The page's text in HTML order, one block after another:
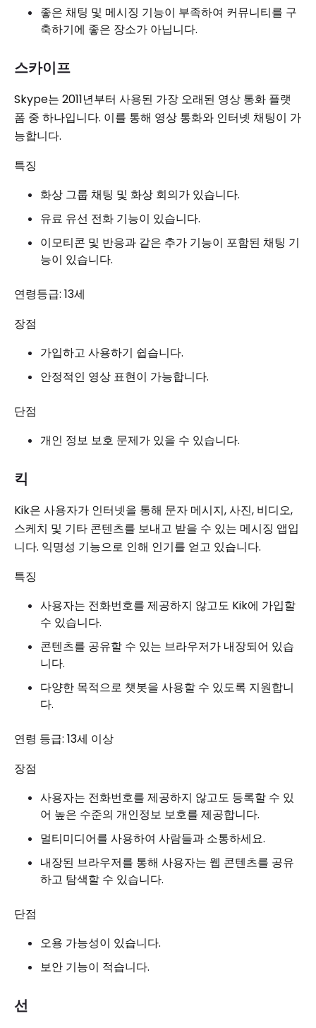
좋은 채팅 및 메시징 기능이 부족하여 커뮤니티를 구
축하기에 좋은 장소가 아닙니다.
스카이프
Skype는 2011년부터 사용된 가장 오래된 영상 통화 플랫
폼 중 하나입니다. 이를 통해 영상 통화와 인터넷 채팅이 가
능합니다.
특징
화상 그룹 채팅 및 화상 회의가 있습니다.
유료 유선 전화 기능이 있습니다.
이모티콘 및 반응과 같은 추가 기능이 포함된 채팅 기
능이 있습니다.
연령등급: 13세
장점
가입하고 사용하기 쉽습니다.
안정적인 영상 표현이 가능합니다.
단점
개인 정보 보호 문제가 있을 수 있습니다.
킥
Kik은 사용자가 인터넷을 통해 문자 메시지, 사진, 비디오,
스케치 및 기타 콘텐츠를 보내고 받을 수 있는 메시징 앱입
니다. 익명성 기능으로 인해 인기를 얻고 있습니다.
특징
사용자는 전화번호를 제공하지 않고도 Kik에 가입할
수 있습니다.
콘텐츠를 공유할 수 있는 브라우저가 내장되어 있습
니다.
다양한 목적으로 챗봇을 사용할 수 있도록 지원합니
다.
연령 등급: 13세 이상
장점
사용자는 전화번호를 제공하지 않고도 등록할 수 있
어 높은 수준의 개인정보 보호를 제공합니다.
멀티미디어를 사용하여 사람들과 소통하세요.
내장된 브라우저를 통해 사용자는 웹 콘텐츠를 공유
하고 탐색할 수 있습니다.
단점
오용 가능성이 있습니다.
보안 기능이 적습니다.
선